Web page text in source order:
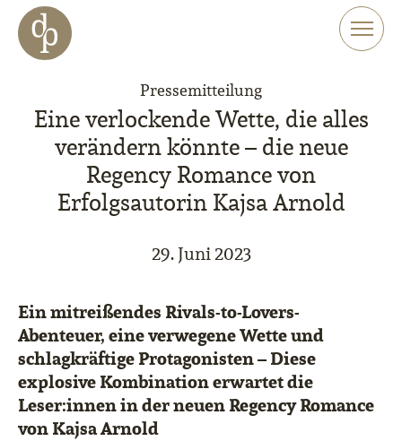
Zum Haupt-Inhalt springen
Zur Navigation springen
Zur Website-Suche springen
Pressemitteilung
Eine verlockende Wette, die alles
verändern könnte – die neue
Regency Romance von
Erfolgsautorin Kajsa Arnold
29. Juni 2023
Ein mitreißendes Rivals-to-Lovers-
Abenteuer, eine verwegene Wette und
schlagkräftige Protagonisten – Diese
explosive Kombination erwartet die
Leser:innen in der neuen Regency Romance
von Kajsa Arnold